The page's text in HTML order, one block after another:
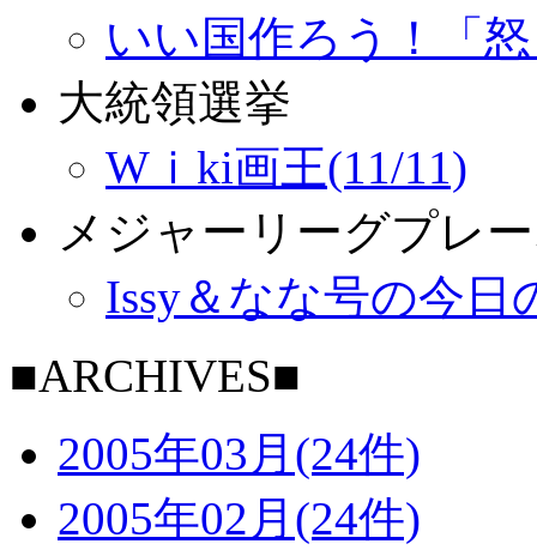
いい国作ろう！「
大統領選挙
Wｉki画王(11/11)
メジャーリーグプレ
Issy＆なな号の今日
■ARCHIVES■
2005年03月(24件)
2005年02月(24件)